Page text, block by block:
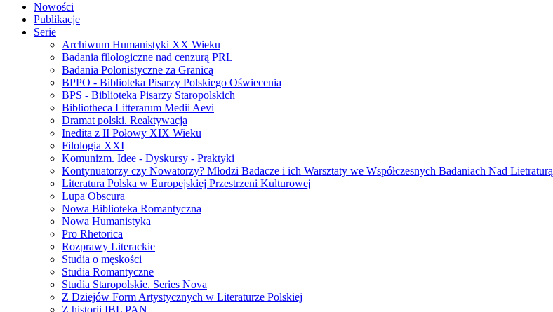
Nowości
Publikacje
Serie
Archiwum Humanistyki XX Wieku
Badania filologiczne nad cenzurą PRL
Badania Polonistyczne za Granicą
BPPO - Biblioteka Pisarzy Polskiego Oświecenia
BPS - Biblioteka Pisarzy Staropolskich
Bibliotheca Litterarum Medii Aevi
Dramat polski. Reaktywacja
Inedita z II Połowy XIX Wieku
Filologia XXI
Komunizm. Idee - Dyskursy - Praktyki
Kontynuatorzy czy Nowatorzy? Młodzi Badacze i ich Warsztaty we Współczesnych Badaniach Nad Lietraturą
Literatura Polska w Europejskiej Przestrzeni Kulturowej
Lupa Obscura
Nowa Biblioteka Romantyczna
Nowa Humanistyka
Pro Rhetorica
Rozprawy Literackie
Studia o męskości
Studia Romantyczne
Studia Staropolskie. Series Nova
Z Dziejów Form Artystycznych w Literaturze Polskiej